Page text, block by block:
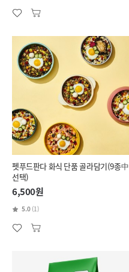
펫푸드판다 화식 단품 골라담기(9종中
선택)
6,500원
5.0 (1)